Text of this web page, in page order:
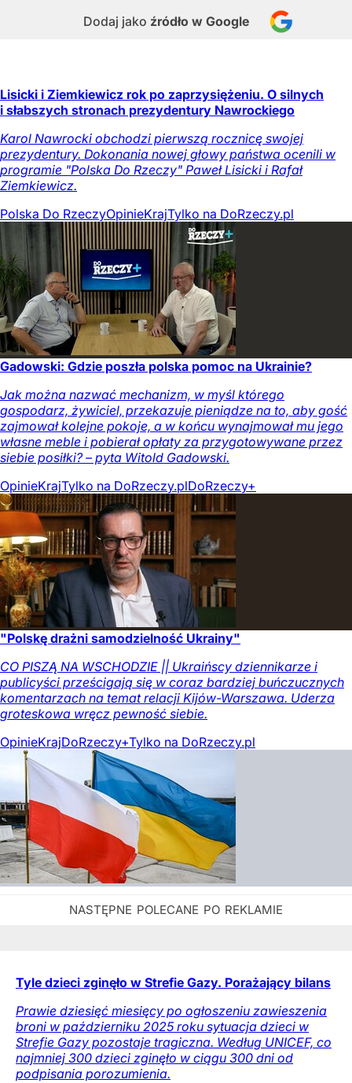
Dodaj jako źródło w Google
Lisicki i Ziemkiewicz rok po zaprzysiężeniu. O silnych
i słabszych stronach prezydentury Nawrockiego
Karol Nawrocki obchodzi pierwszą rocznicę swojej
prezydentury. Dokonania nowej głowy państwa ocenili w
programie "Polska Do Rzeczy" Paweł Lisicki i Rafał
Ziemkiewicz.
Polska Do RzeczyOpinieKrajTylko na DoRzeczy.pl
Gadowski: Gdzie poszła polska pomoc na Ukrainie?
Jak można nazwać mechanizm, w myśl którego
gospodarz, żywiciel, przekazuje pieniądze na to, aby gość
zajmował kolejne pokoje, a w końcu wynajmował mu jego
własne meble i pobierał opłaty za przygotowywane przez
siebie posiłki? – pyta Witold Gadowski.
OpinieKrajTylko na DoRzeczy.plDoRzeczy+
"Polskę drażni samodzielność Ukrainy"
CO PISZĄ NA WSCHODZIE || Ukraińscy dziennikarze i
publicyści prześcigają się w coraz bardziej buńczucznych
komentarzach na temat relacji Kijów-Warszawa. Uderza
groteskowa wręcz pewność siebie.
OpinieKrajDoRzeczy+Tylko na DoRzeczy.pl
Tyle dzieci zginęło w Strefie Gazy. Porażający bilans
Prawie dziesięć miesięcy po ogłoszeniu zawieszenia
broni w październiku 2025 roku sytuacja dzieci w
Strefie Gazy pozostaje tragiczna. Według UNICEF, co
najmniej 300 dzieci zginęło w ciągu 300 dni od
podpisania porozumienia.